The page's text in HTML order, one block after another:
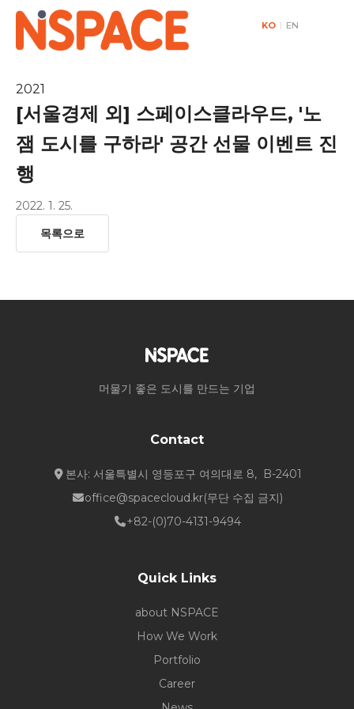
KO | EN
2021
[서울경제 외] 스페이스클라우드, '노
잼 도시를 구하라' 공간 선물 이벤트 진
행
2022. 1. 25.
목록으로
머물기 좋은 도시를 만드는 기업
Contact
본사: 서울특별시 영등포구 여의대로 8, B-2401
office@spacecloud.kr(무단 수집 금지)
+82-(0)70-4131-9494
Quick Links
about NSPACE
How We Work
Portfolio
Career